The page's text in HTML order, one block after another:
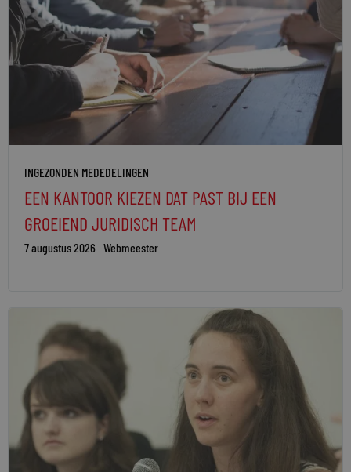
INGEZONDEN MEDEDELINGEN
EEN KANTOOR KIEZEN DAT PAST BIJ EEN
GROEIEND JURIDISCH TEAM
7 augustus 2026 Webmeester